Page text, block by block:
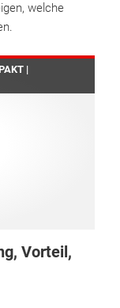
welche
|
Vorteil,